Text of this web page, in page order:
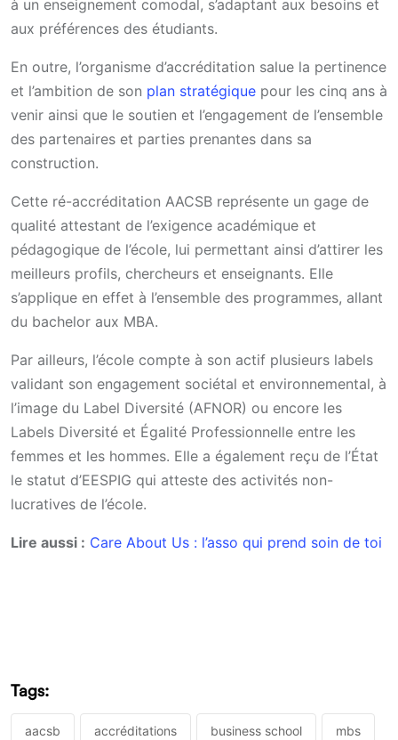
à un enseignement comodal, s’adaptant aux besoins et
aux préférences des étudiants.
En outre, l’organisme d’accréditation salue la pertinence
et l’ambition de son plan stratégique pour les cinq ans à
venir ainsi que le soutien et l’engagement de l’ensemble
des partenaires et parties prenantes dans sa
construction.
Cette ré-accréditation AACSB représente un gage de
qualité attestant de l’exigence académique et
pédagogique de l’école, lui permettant ainsi d’attirer les
meilleurs profils, chercheurs et enseignants. Elle
s’applique en effet à l’ensemble des programmes, allant
du bachelor aux MBA.
Par ailleurs, l’école compte à son actif plusieurs labels
validant son engagement sociétal et environnemental, à
l’image du Label Diversité (AFNOR) ou encore les
Labels Diversité et Égalité Professionnelle entre les
femmes et les hommes. Elle a également reçu de l’État
le statut d’EESPIG qui atteste des activités non-
lucratives de l’école.
Lire aussi : Care About Us : l’asso qui prend soin de toi
Tags:
aacsb accréditations business school mbs